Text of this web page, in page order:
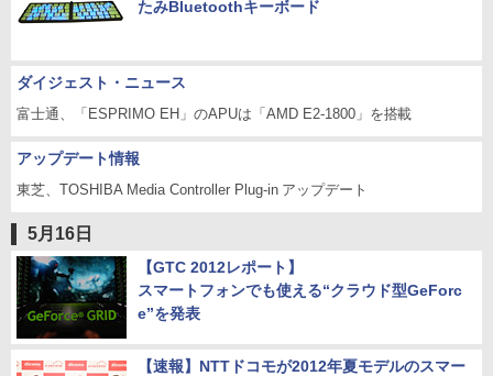
たみBluetoothキーボード
ダイジェスト・ニュース
富士通、「ESPRIMO EH」のAPUは「AMD E2-1800」を搭載
アップデート情報
東芝、TOSHIBA Media Controller Plug-in アップデート
5月16日
【GTC 2012レポート】
スマートフォンでも使える“クラウド型GeForc
e”を発表
【速報】NTTドコモが2012年夏モデルのスマー